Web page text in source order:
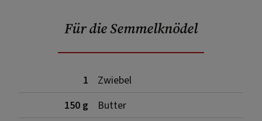
Für die Semmelknödel
1
Zwiebel
150 g
Butter